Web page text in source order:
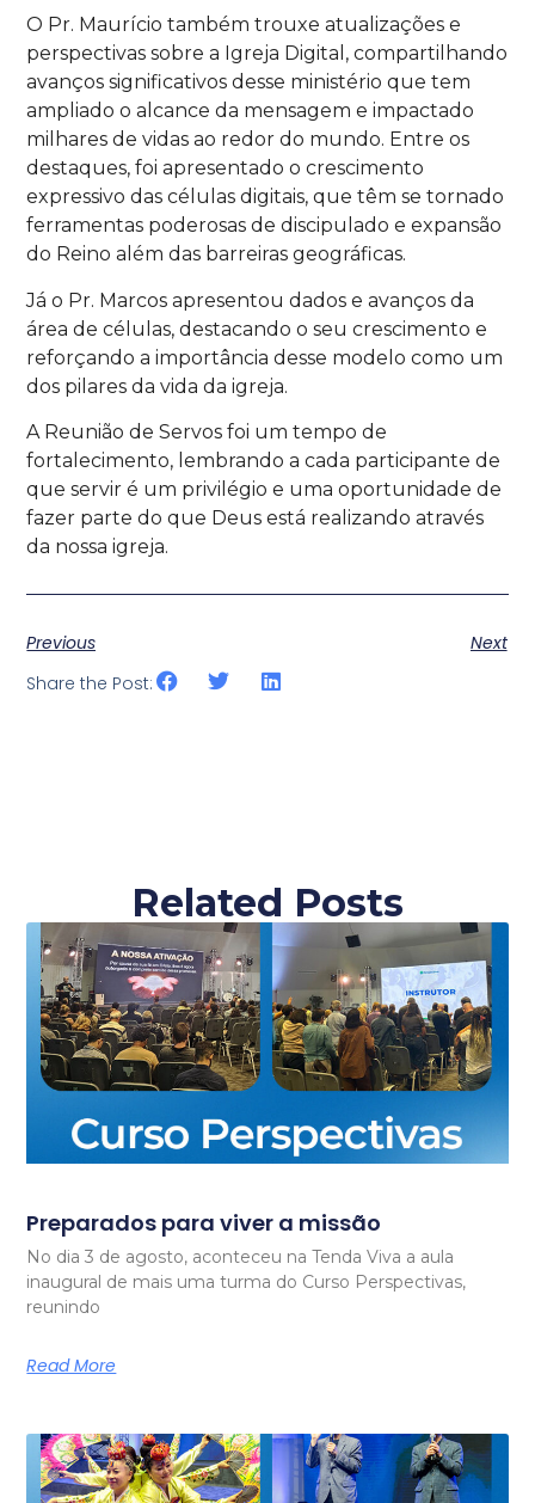
O Pr. Maurício também trouxe atualizações e
perspectivas sobre a Igreja Digital, compartilhando
avanços significativos desse ministério que tem
ampliado o alcance da mensagem e impactado
milhares de vidas ao redor do mundo. Entre os
destaques, foi apresentado o crescimento
expressivo das células digitais, que têm se tornado
ferramentas poderosas de discipulado e expansão
do Reino além das barreiras geográficas.
Já o Pr. Marcos apresentou dados e avanços da
área de células, destacando o seu crescimento e
reforçando a importância desse modelo como um
dos pilares da vida da igreja.
A Reunião de Servos foi um tempo de
fortalecimento, lembrando a cada participante de
que servir é um privilégio e uma oportunidade de
fazer parte do que Deus está realizando através
da nossa igreja.
Previous
Next
Share the Post:
Related Posts
Preparados para viver a missão
No dia 3 de agosto, aconteceu na Tenda Viva a aula
inaugural de mais uma turma do Curso Perspectivas,
reunindo
Read More